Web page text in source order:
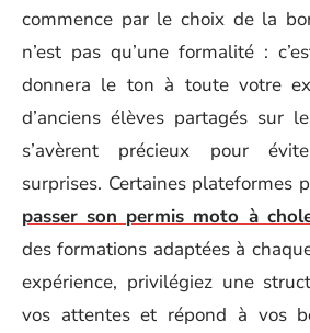
commence par le choix de la
n’est pas qu’une formalité :
donnera le ton à toute votre
d’anciens élèves partagés sur
s’avèrent précieux pour
surprises. Certaines plateformes
passer son permis moto à
des formations adaptées à
expérience, privilégiez une
vos attentes et répond à vos